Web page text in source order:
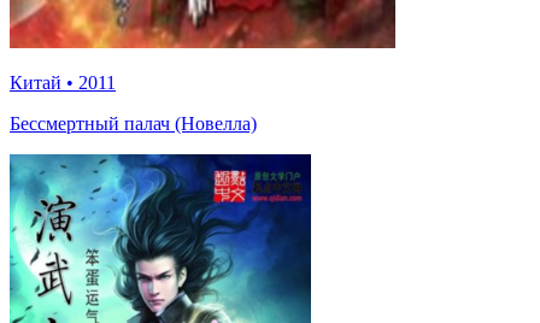
Китай • 2011
Бессмертный палач (Новелла)